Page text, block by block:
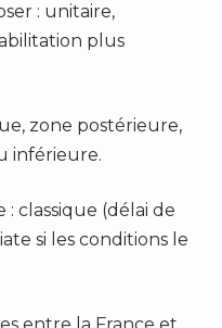
: unitaire,
plus
zone postérieure,
inférieure.
: classique (délai de
si les conditions le